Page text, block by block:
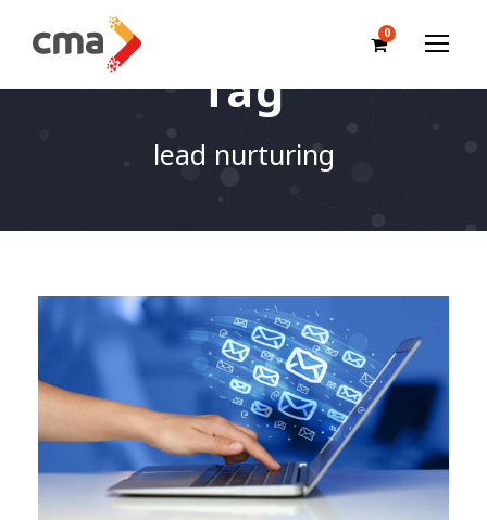
0
Tag
lead nurturing